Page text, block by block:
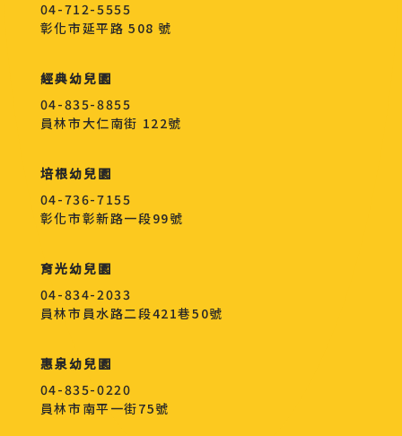
04-712-5555
彰化市延平路 508 號
經典幼兒園
04-835-8855
員林市大仁南街 122號
培根幼兒園
04-736-7155
彰化市彰新路一段99號
育光幼兒園
04-834-2033
員林市員水路二段421巷50號
惠泉幼兒園
04-835-0220
員林市南平一街75號